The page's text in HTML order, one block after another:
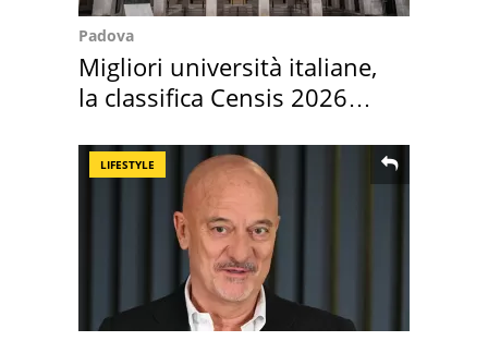
Padova
Migliori università italiane,
la classifica Censis 2026
LIFESTYLE